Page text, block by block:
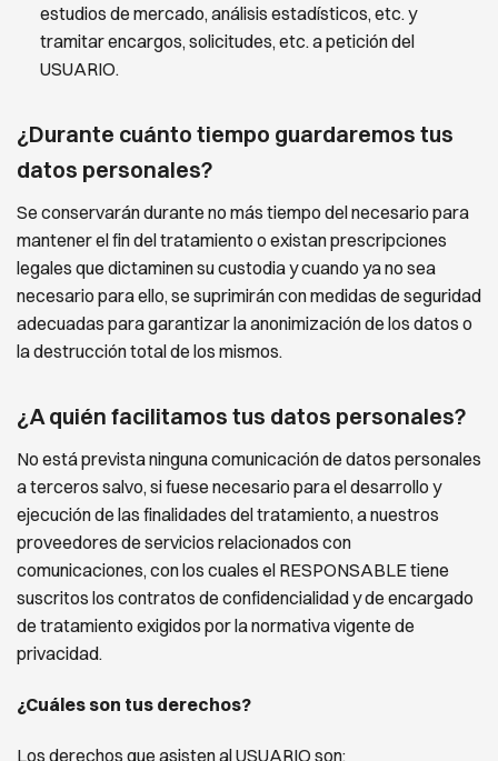
estudios de mercado, análisis estadísticos, etc. y
tramitar encargos, solicitudes, etc. a petición del
USUARIO.
¿Durante cuánto tiempo guardaremos tus
datos personales?
Se conservarán durante no más tiempo del necesario para
mantener el fin del tratamiento o existan prescripciones
legales que dictaminen su custodia y cuando ya no sea
necesario para ello, se suprimirán con medidas de seguridad
adecuadas para garantizar la anonimización de los datos o
la destrucción total de los mismos.
¿A quién facilitamos tus datos personales?
No está prevista ninguna comunicación de datos personales
a terceros salvo, si fuese necesario para eldesarrollo y
ejecución de las finalidades del tratamiento, a nuestros
proveedores de servicios relacionados con
comunicaciones, con los cuales el RESPONSABLEtiene
suscritos los contratos de confidencialidad y de encargado
de tratamiento exigidos por la normativa vigente de
privacidad.
¿Cuáles son tus derechos?
Los derechos que asisten al USUARIO son: